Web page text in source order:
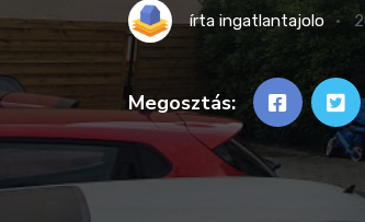
írta ingatlantajolo
Megosztás: